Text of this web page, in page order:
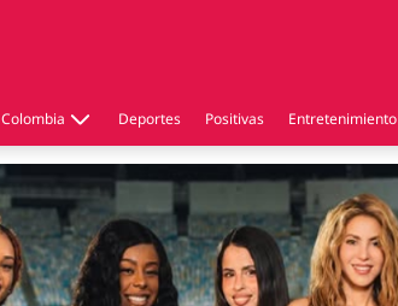
Colombia
Judicial
Politica
Regiones
Deportes Positivas Entretenimiento